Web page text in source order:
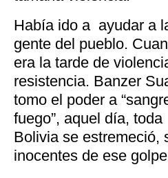
Había ido a ayudar a
gente del pueblo.
era la tarde de
resistencia. Banzer
tomo el poder a
fuego”, aquel día, toda
Bolivia se estremeció,
inocentes de ese